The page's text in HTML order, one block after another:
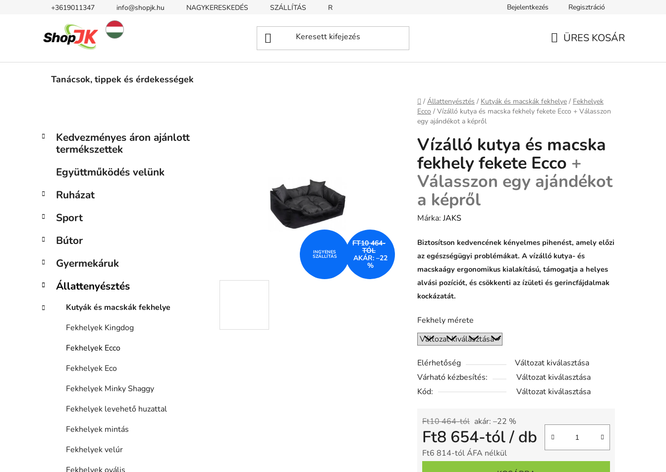
+3619011347 info@shopjk.hu NAGYKERESKEDÉS SZÁLLÍTÁS REKLAMÁCIÓ Tanácsok, tippek és érdekességek
Bejelentkezés Regisztráció
ÜRES KOSÁR
Tanácsok, tippek és érdekességek
Kezdőlap
/ Állattenyésztés / Kutyák és macskák fekhelye / Fekhelyek
Ecco / Vízálló kutya és macska fekhely fekete Ecco + Válasszon
egy ajándékot a képről
O
s
p
a
e
Kategóriák
átugrása
K
a
r
á
Kedvezményes áron ajánlott
termékszettek
Együttműködés velünk
Ruházat
Sport
Bútor
Gyermekáruk
Állattenyésztés
Kutyák és macskák fekhelye
Fekhelyek Kingdog
Fekhelyek Ecco
Fekhelyek Eco
Fekhelyek Minky Shaggy
Fekhelyek levehető huzattal
Fekhelyek mintás
Fekhelyek velúr
Vízálló kutya és macska
fekhely fekete Ecco +
Válasszon egy ajándékot
a képről
Márka:JAKS
Biztosítson kedvencének kényelmes pihenést, amely előzi
az egészségügyi problémákat. A vízálló kutya- és
macskaágy ergonomikus kialakítású, támogatja a helyes
alvási pozíciót, és csökkenti az ízületi és gerincfájdalmak
kockázatát.
Fekhely mérete
Elérhetőség
Változat kiválasztása
Várható kézbesítés:
Változat kiválasztása
Kód:
Változat kiválasztása
Ft10 464-tól akár: –22 %
Ft8 654-tól/ db
Ft6 814-tól ÁFA nélkül
INGYENES
SZÁLLÍTÁS
FT10 464-
TÓL
AKÁR: –22
%